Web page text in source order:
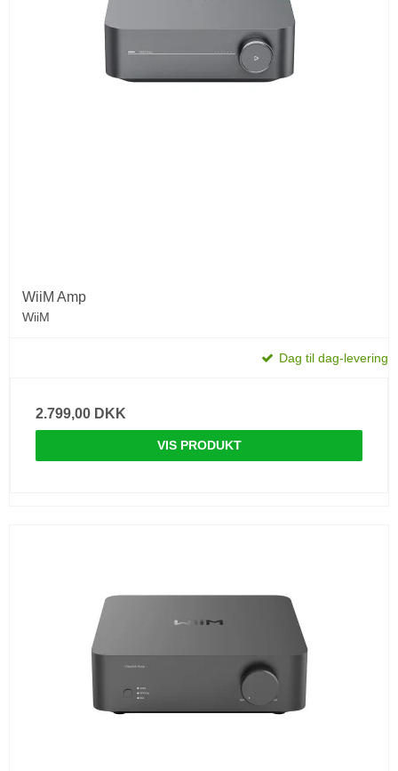
WiiM Amp
WiiM
Dag til dag-levering
2.799,00 DKK
VIS PRODUKT